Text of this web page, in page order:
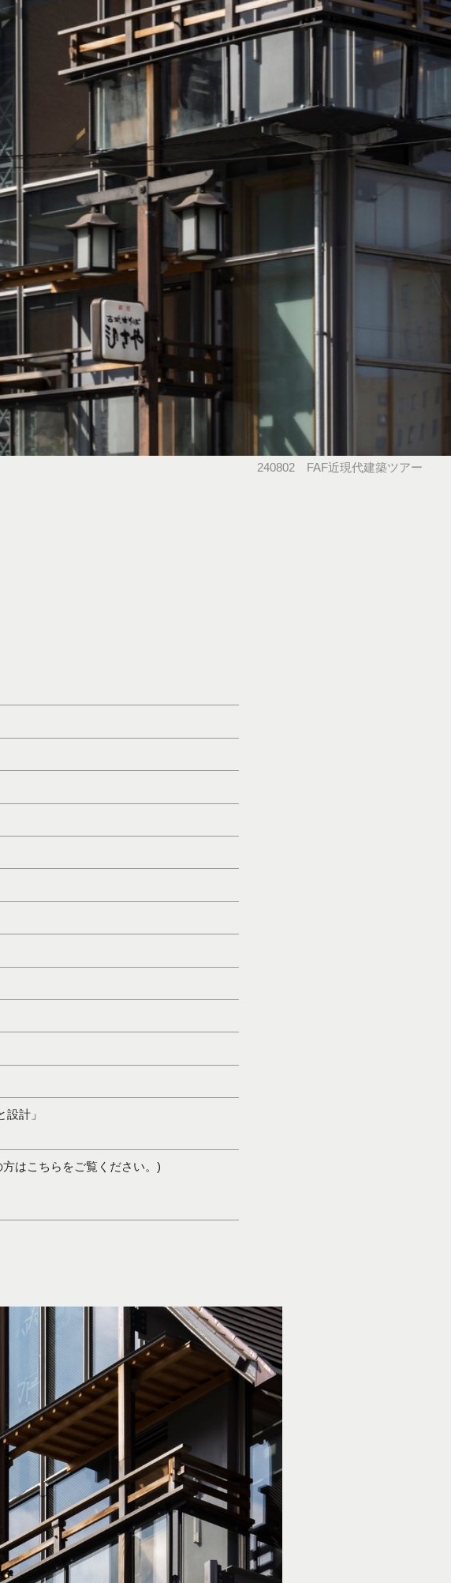
240802 FAF近現代建築ツアー
計」
はこちらをご覧ください。)